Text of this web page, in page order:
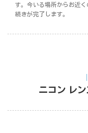
す。今いる場所からお近
続きが完了します。
ニコン レ